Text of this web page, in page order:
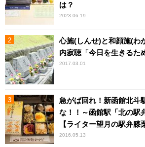
は？
2023.06.19
心施(しんせ)と和顔施(わ
内寂聴「今日を生きるた
2017.03.01
急がば回れ！新函館北斗
な！！～函館駅「北の駅
【ライター望月の駅弁膝
2016.05.13